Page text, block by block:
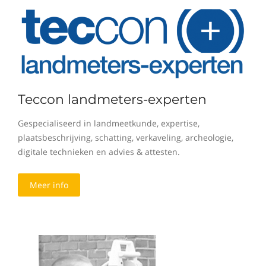
Teccon landmeters-experten
Gespecialiseerd in landmeetkunde, expertise,
plaatsbeschrijving, schatting, verkaveling, archeologie,
digitale technieken en advies & attesten.
Meer info